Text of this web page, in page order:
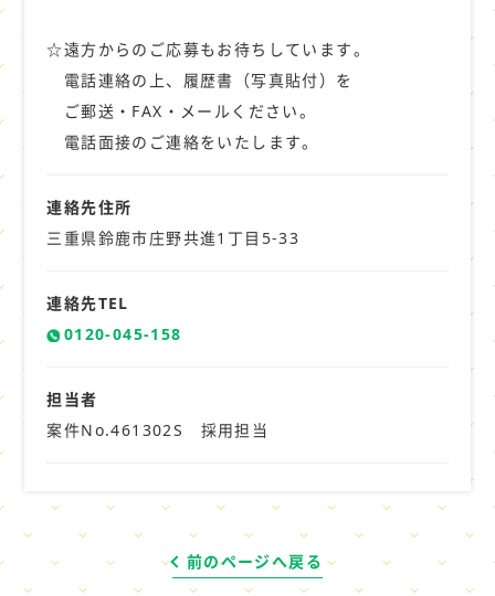
☆遠方からのご応募もお待ちしています。
電話連絡の上、履歴書（写真貼付）を
ご郵送・FAX・メールください。
電話面接のご連絡をいたします。
連絡先住所
三重県鈴鹿市庄野共進1丁目5-33
連絡先TEL
0120-045-158
担当者
案件No.461302S 採用担当
前のページへ戻る